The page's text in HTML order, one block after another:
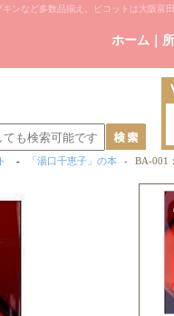
ンなど多数品揃え。ピコットは大阪富
ホーム
- 「湯口千恵子」の本 - BA-001